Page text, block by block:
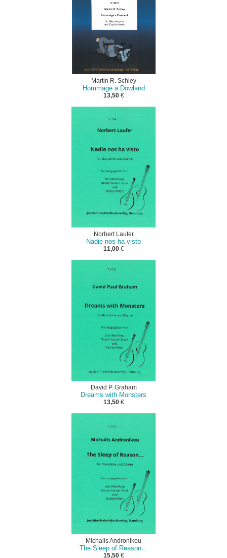
Martin R. Schley
Hommage a Dowland
13,50€
Norbert Laufer
Nadie nos ha visto
11,00€
David P. Graham
Dreams with Monsters
13,50€
Michalis Andronikou
The Sleep of Reason...
15,50€